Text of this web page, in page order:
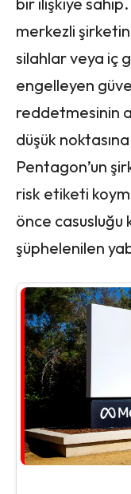
merkezli
silahlar veya iç
engelleyen
reddetmesinin
düşük
Pentagon’un
risk etiketi
önce casusluğu
şüphelenilen